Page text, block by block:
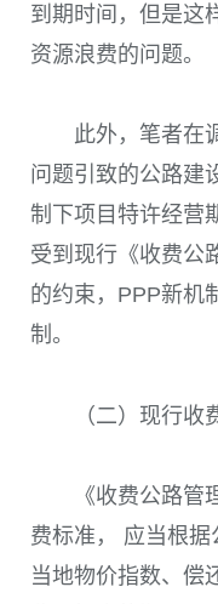
到期时间，但是这
资源浪费的问题。
此外，笔者在
问题引致的公路建
制下项目特许经营
受到现行《收费公
的约束，PPP新机
制。
（二）现行
《收费公路管
费标准， 应当根据
当地物价指数、偿